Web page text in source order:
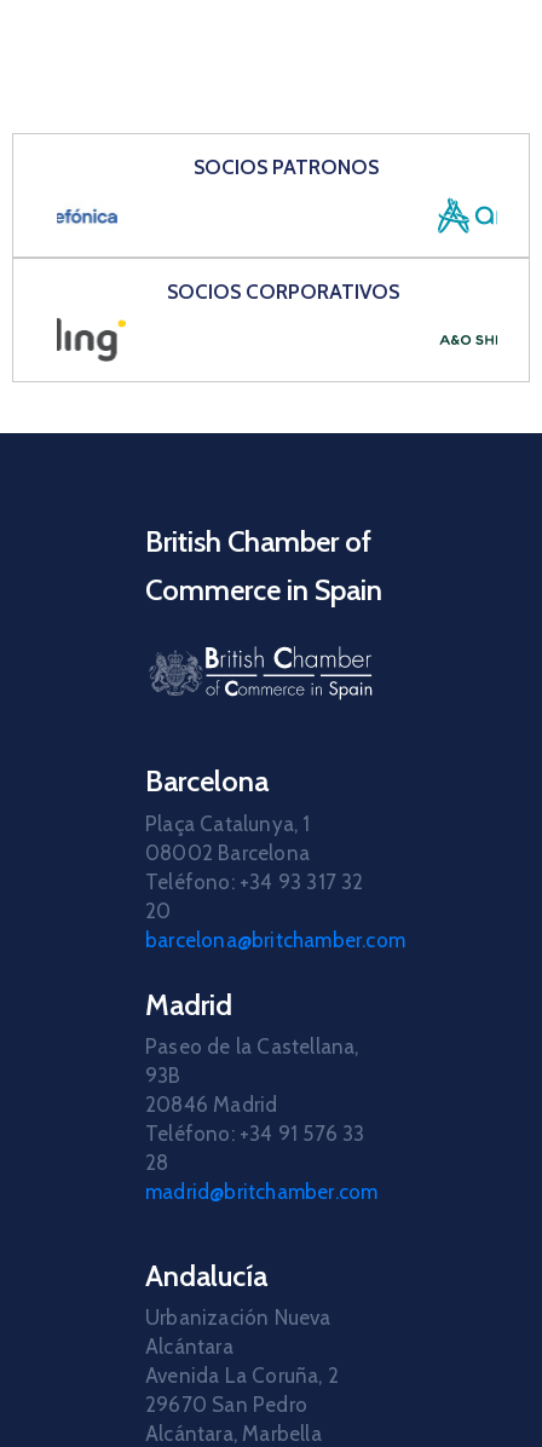
SOCIOS PATRONOS
SOCIOS CORPORATIVOS
British Chamber of
Commerce in Spain
Barcelona
Plaça Catalunya, 1
08002 Barcelona
Teléfono: +34 93 317 32
20
barcelona@britchamber.com
Madrid
Paseo de la Castellana,
93B
20846 Madrid
Teléfono: +34 91 576 33
28
madrid@britchamber.com
Andalucía
Urbanización Nueva
Alcántara
Avenida La Coruña, 2
29670 San Pedro
Alcántara, Marbella